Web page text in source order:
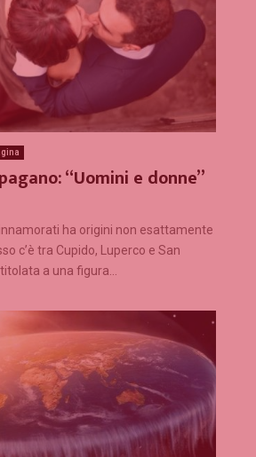
“Uomini e donne”
ha origini non esattamente
c’è tra Cupido, Luperco e San
a una figura...